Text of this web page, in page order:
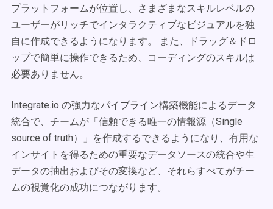
プラットフォームが位置し、さまざまなスキルレベルの
ユーザーがリッチでインタラクティブなビジュアルを独
自に作成できるようになります。 また、ドラッグ＆ドロ
ップで簡単に操作できるため、コーディングのスキルは
必要ありません。
Integrate.io の強力なパイプライン構築機能によるデータ
統合で、チームが「信頼できる唯一の情報源（Single
source of truth）」を作成するできるようになり、有用な
インサイトを得るための重要なデータソースの統合や生
データの抽出およびその変換など、それらすべてがチー
ムの視覚化の成功につながります。